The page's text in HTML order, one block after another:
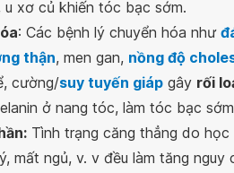
u xơ củ khiến tóc bạc sớm.
: Các bệnh lý chuyển hóa như
thận, men gan, nồng độ
cường/suy tuyến giáp gây rối
ở nang tóc, làm tóc bạc
Tình trạng căng thẳng do
mất ngủ, v. v đều làm tăng